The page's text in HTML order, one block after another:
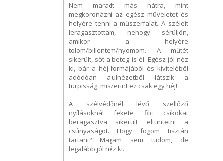
Nem maradt más hátra, mint
megkoronázni az egész műveletet és
helyére tenni a műszerfalat. A széleit
leragasztottam, nehogy sérüljön,
amikor a helyére
tolom/billentem/nyomom. A műtét
sikerült, sőt a beteg is él. Egész jól néz
ki, bár a héj formájából és kiviteléből
adódóan alulnézetből látszik a
turpisság, miszerint ez csak egy héj!
A szélvédőnél lévő szellőző
nyílásoknál fekete filc csíkokat
beragasztva sikerült eltüntetni a
csúnyaságot. Hogy fogom tisztán
tartani? Magam sem tudom, de
legalább jól néz ki.